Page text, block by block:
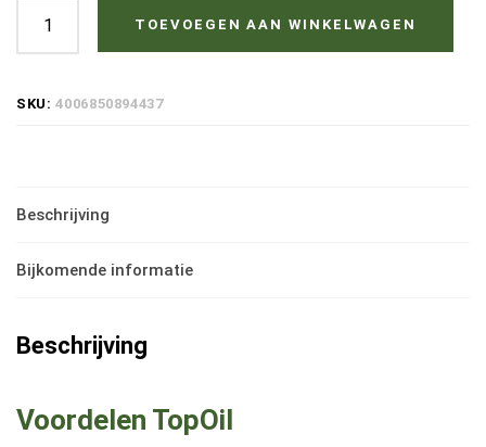
Osmo
TopOil
0.5
Olie
Hout
TOEVOEGEN AAN WINKELWAGEN
SKU:4006850894437
Beschrijving
Bijkomende informatie
Beschrijving
Voordelen TopOil